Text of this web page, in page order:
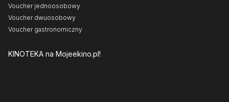
Voucher jednoosobowy
Voucher dwuosobowy
Voucher gastronomiczny
KINOTEKA na Mojeekino.pl!